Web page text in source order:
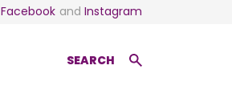
Facebook and Instagram
SEARCH